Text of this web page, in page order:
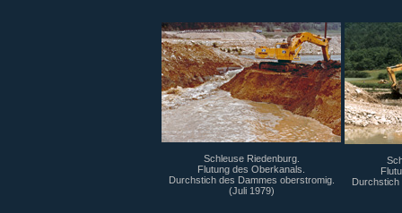
Schleuse Riedenburg.
Flutung des Oberkanals.
Durchstich des Dammes oberstromig.
(Juli 1979)
Durchstich